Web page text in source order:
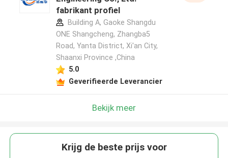
fabrikant profiel
Building A, Gaoke Shangdu
ONE Shangcheng, Zhangba5
Road, Yanta District, Xi'an City,
Shaanxi Province ,China
5.0
Geverifieerde Leverancier
Bekijk meer
Krijg de beste prijs voor